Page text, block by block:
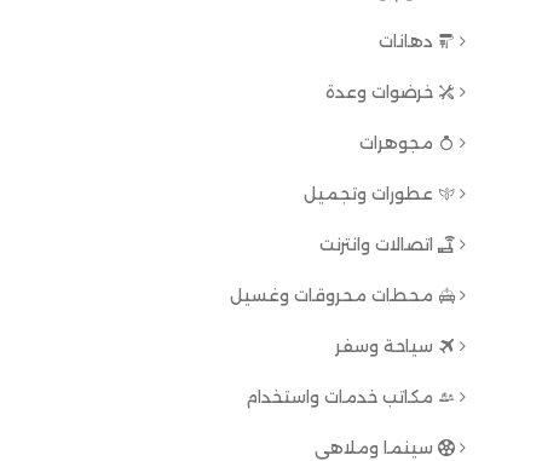
دهانات
خرضوات وعدة
مجوهرات
عطورات وتجميل
اتصالات وانترنت
محطات محروقات وغسيل
سياحة وسفر
مكاتب خدمات واستخدام
سينما وملاهي